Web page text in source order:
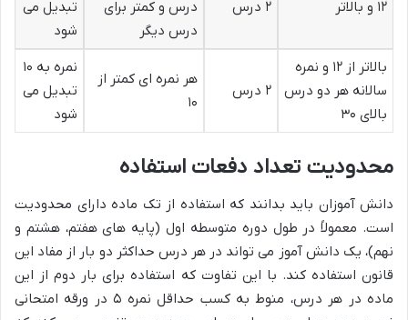
۱۲ و بالاتر ۲ درس
درس و کمتر برای
درس دیگر
تبدیل می
شود
بالاتر از ۱۲ و نمره
سالانه هر دو درس
بالای ۳۰
۲ درس
هر نمره ای کمتر از
۱۰
نمره به ۱۰
تبدیل می
شود
محدودیت تعداد دفعات استفاده
دانش آموزان باید بدانند که استفاده از تک ماده دارای محدودیت
است. معمولاً در طول دوره متوسطه اول (پایه های هفتم، هشتم و
نهم)، یک دانش آموز می تواند در هر درس حداکثر دو بار از مفاد این
قانون استفاده کند. با این تفاوت که استفاده برای بار دوم از این
ماده در هر درس، منوط به کسب حداقل نمره ۵ در ورقه امتحانی